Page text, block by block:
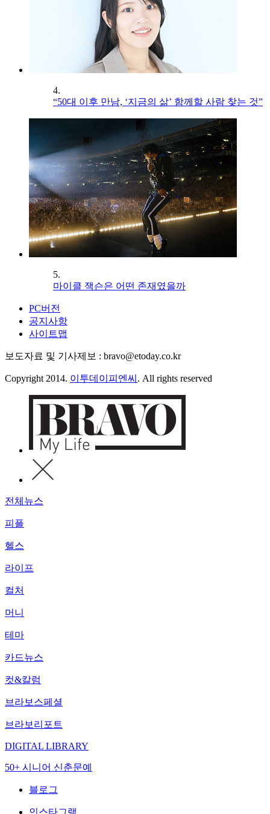
4.
“50대 이후 만남, ‘지금의 삶’ 함께할 사람 찾는 것”
5.
마이클 잭슨은 어떤 존재였을까
PC버전
공지사항
사이트맵
보도자료 및 기사제보 : bravo@etoday.co.kr
Copyright 2014. 이투데이피엔씨 . All rights reserved
전체뉴스
피플
헬스
라이프
컬처
머니
테마
카드뉴스
컷&칼럼
브라보스페셜
브라보리포트
DIGITAL LIBRARY
50+ 시니어 신춘문예
블로그